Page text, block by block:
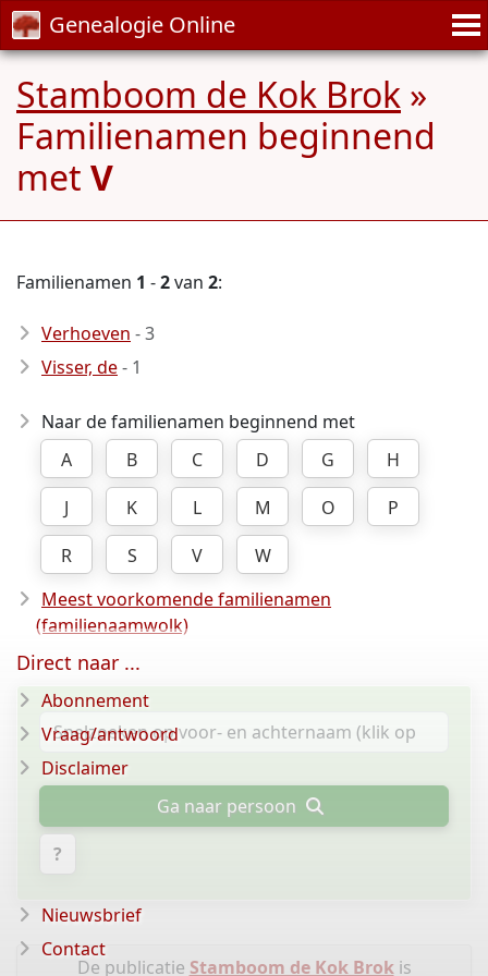
Genealogie Online
Stamboom de Kok Brok »
Familienamen beginnend
met V
Familienamen 1 -2van 2:
Verhoeven - 3
Visser, de- 1
Naar de familienamen beginnend met
A
B C D G
H
J
K L M O
P
R
S V
W
Meest voorkomende familienamen
(familienaamwolk)
Ga naar persoon
?
De publicatie Stamboom de Kok Brokis
Direct naar ...
Abonnement
Vraag/antwoord
Disclaimer
Nieuwsbrief
Contact